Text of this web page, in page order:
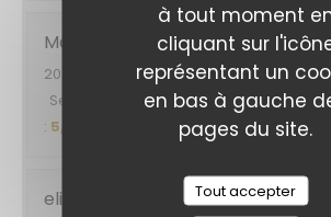
à tout moment
cliquant sur
représentant un
en bas à gauche
pages du site.
Tout accepter
Marie
2026-08-04
- 20:00 - Couverts 2
Service
Ambiance: 5/5 Cuisine :
: 5/5
elias